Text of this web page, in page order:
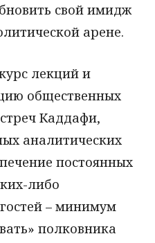
свой имидж
арене.
лекций и
общественных
Каддафи,
аналитических
постоянных
либо
– минимум
полковника